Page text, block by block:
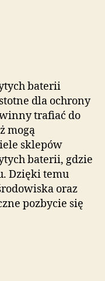
baterii
dla ochrony
trafiać do
mogą
sklepów
baterii, gdzie
Dzięki temu
oraz
pozbycie się